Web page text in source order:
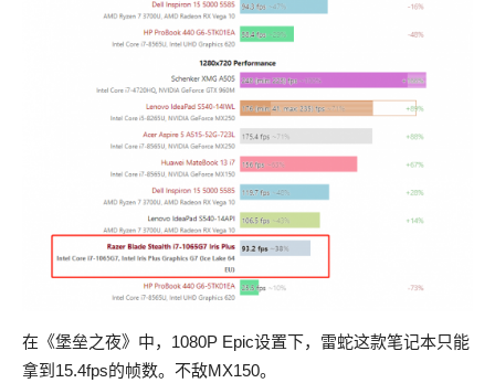
在《堡垒之夜》中，1080P Epic设置下，雷蛇这款笔记本只能
拿到15.4fps的帧数。不敌MX150。